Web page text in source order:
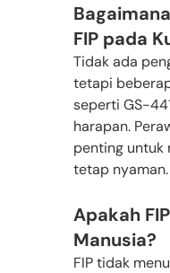
FIP pada
Tidak ada
tetapi
seperti GS-
harapan.
penting untuk
tetap nyaman.
Apakah
Manusia?
FIP tidak